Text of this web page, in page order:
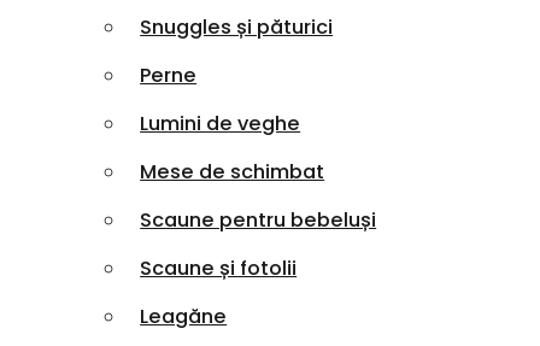
Snuggles și păturici
Perne
Lumini de veghe
Mese de schimbat
Scaune pentru bebeluși
Scaune și fotolii
Leagăne